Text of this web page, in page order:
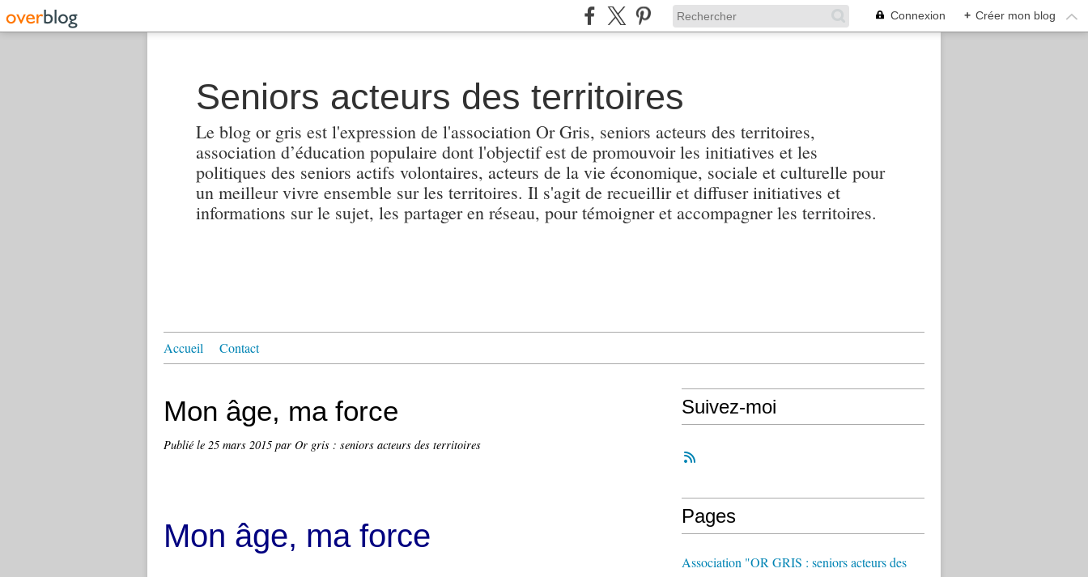
Connexion + Créer mon blog
Seniors acteurs des territoires
Le blog or gris est l'expression de l'association Or Gris, seniors acteurs des territoires,
association d’éducation populaire dont l'objectif est de promouvoir les initiatives et les
politiques des seniors actifs volontaires, acteurs de la vie économique, sociale et culturelle pour
un meilleur vivre ensemble sur les territoires. Il s'agit de recueillir et diffuser initiatives et
informations sur le sujet, les partager en réseau, pour témoigner et accompagner les territoires.
Accueil Contact
Mon âge, ma force
Publié le 25 mars 2015 par Or gris : seniors acteurs des territoires
Mon âge, ma force
Suivez-moi
Pages
Association "OR GRIS : seniors acteurs des